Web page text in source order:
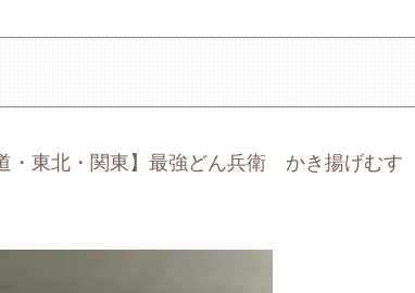
・東北・関東】最強どん兵衛 かき揚げむす